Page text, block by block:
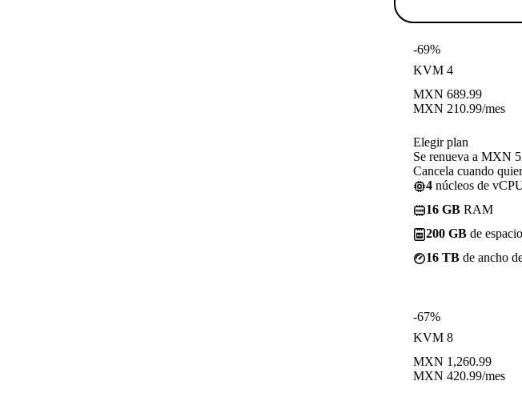
-69%
KVM 4
MXN 689.99
MXN 210.99/mes
Elegir plan
Se renueva a MXN
Cancela cuando
4 núcleos de
16 GB RAM
200 GB de
16 TB de ancho
-67%
KVM 8
MXN 1,260.99
MXN 420.99/mes